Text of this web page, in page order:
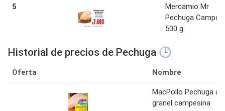
5
Mercamio Mr
Pechuga Campo
500 g
Historial de precios de Pechuga 🕒
Oferta Nombre
MacPollo Pechuga a
granel campesina